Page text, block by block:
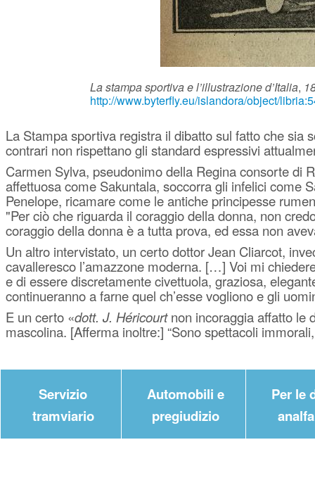
La stampa sportiva e l’illustrazione d’Italia,
http://www.byterfly.eu/islandora/object/
La Stampa sportiva registra il dibatto sul fatto che sia
contrari non rispettano gli standard espressivi
Carmen Sylva, pseudonimo della Regina consorte di
affettuosa come Sakuntala, soccorra gli infelici come
Penelope, ricamare come le antiche principesse
"Per ciò che riguarda il coraggio della donna, non
coraggio della donna è a tutta prova, ed essa non
Un altro intervistato, un certo dottor Jean Cliarcot,
cavalleresco l’amazzone moderna. […] Voi mi
e di essere discretamente civettuola, graziosa,
continueranno a farne quel ch’esse vogliono e gli
E un certo «dott. J. Héricourtnon incoraggia affatto le
mascolina. [Afferma inoltre:] “Sono spettacoli
Servizio
tramviario
Automobili e
pregiudizio
Per le